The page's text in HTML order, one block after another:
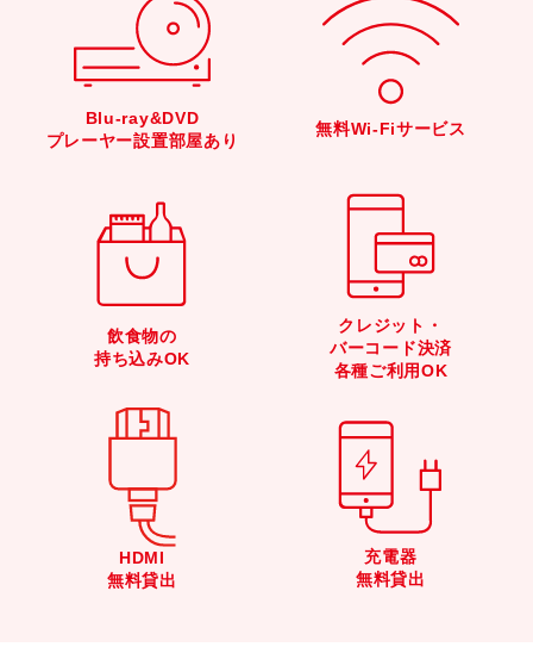
Blu-ray&DVD
プレーヤー設置部屋あり
無料Wi-Fiサービス
飲食物の
持ち込みOK
クレジット・
バーコード決済
各種ご利用OK
HDMI
無料貸出
充電器
無料貸出